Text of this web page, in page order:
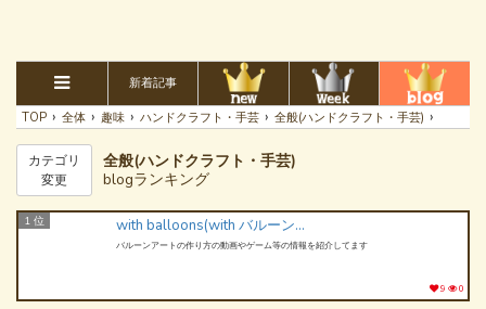
新着記事
TOP › 全体 › 趣味 › ハンドクラフト・手芸 › 全般(ハンドクラフト・手芸) ›
カテゴリ
変更
全般(ハンドクラフト・手芸)
blogランキング
1 位 with balloons(with バルーンズ)
バルーンアートの作り方の動画やゲーム等の情報を紹介してます
9 0